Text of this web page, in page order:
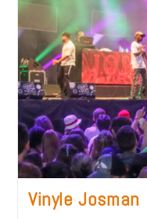
Vinyle Josman